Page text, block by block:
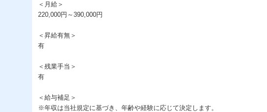
＜月給＞
220,000円～390,000円
＜昇給有無＞
有
＜残業手当＞
有
＜給与補足＞
※年収は当社規定に基づき、年齢や経験に応じて決定します。